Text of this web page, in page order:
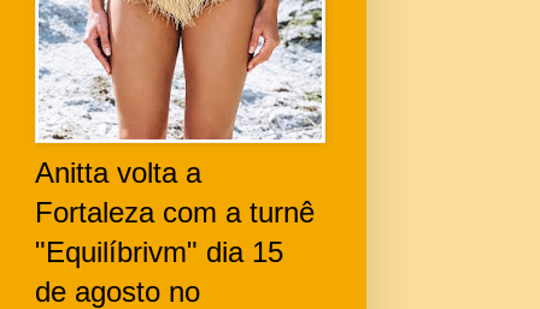
Anitta volta a
Fortaleza com a turnê
"Equilíbrivm" dia 15
de agosto no